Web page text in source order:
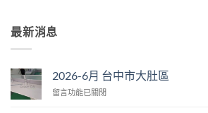
最新消息
2026-6月 台中市大肚區
在
留言功能已關閉